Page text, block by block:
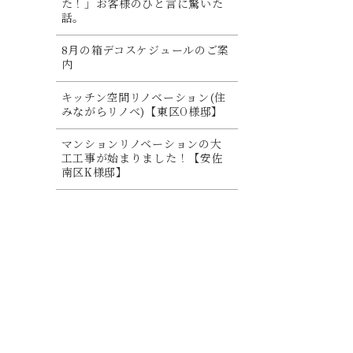
た！」お客様のひと言に驚いた
話。
8月の箱デコスケジュールのご案
内
キッチン空間リノベーション(住
みながらリノベ)【東区O様邸】
マンションリノベーションの大
工工事が始まりました！【安佐
南区K様邸】